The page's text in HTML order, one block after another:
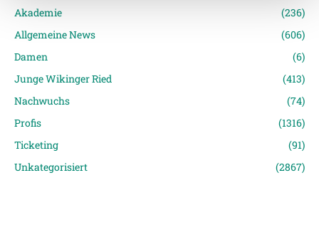
Weitere Details, insbesondere zu Speicherdauer und
Datenschutzerklärung
Akademie
(236)
Allgemeine News
(606)
Damen
(6)
Junge Wikinger Ried
(413)
Nachwuchs
(74)
Profis
(1316)
Ticketing
(91)
Unkategorisiert
(2867)